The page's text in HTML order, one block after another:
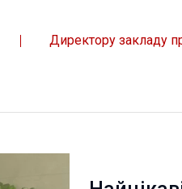
Директору закладу